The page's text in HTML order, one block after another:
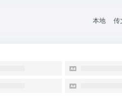
本地 传